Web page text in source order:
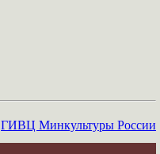
ГИВЦ Минкультуры России